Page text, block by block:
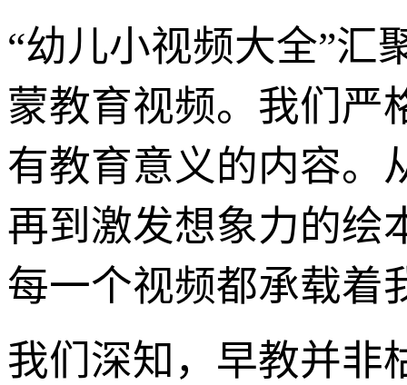
“幼儿小视频大全”汇
蒙教育视频。我们严
有教育意义的内容。
再到激发想象力的绘
每一个视频都承载着
我们深知，早教并非